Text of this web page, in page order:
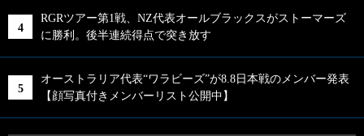
RGRツアー第1戦、NZ代表オールブラックスがストーマーズ
に勝利。後半連続得点で突き放す
オーストラリア代表“ワラビーズ”が8.8日本戦のメンバー発表
【顔写真付きメンバーリスト公開中】